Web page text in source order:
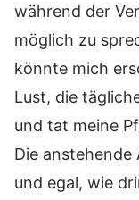
während der
möglich zu
könnte mich
Lust, die
und tat meine
Die
und egal, wie